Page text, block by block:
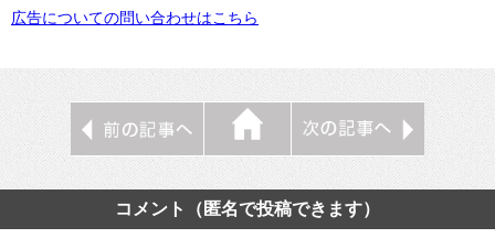
広告についての問い合わせはこちら
コメント（匿名で投稿できます）